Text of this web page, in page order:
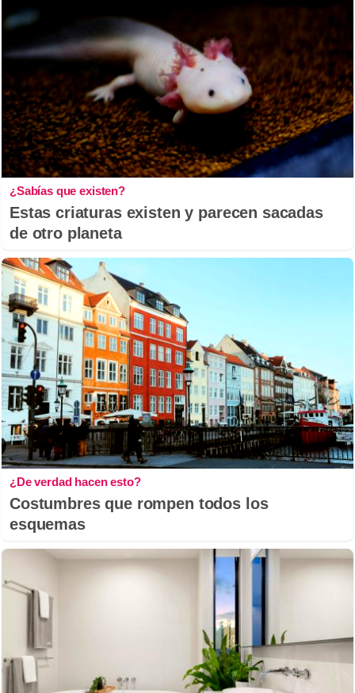
¿Sabías que existen?
Estas criaturas existen y parecen sacadas
de otro planeta
¿De verdad hacen esto?
Costumbres que rompen todos los
esquemas